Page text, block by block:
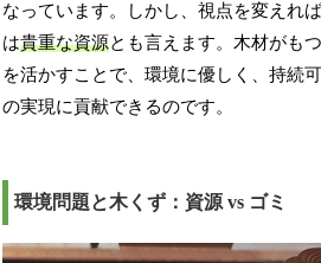
なっています。しかし、視点を変えれ
は貴重な資源とも言えます。木材がも
を活かすことで、環境に優しく、持続
の実現に貢献できるのです。
環境問題と木くず：資源 vs ゴミ